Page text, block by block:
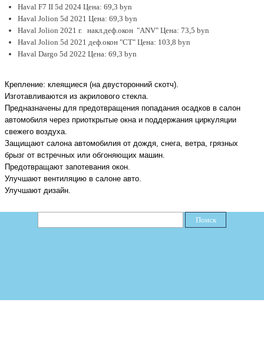
Haval F7 II 5d 2024 Цена: 69,3 byn
Haval Jolion 5d 2021 Цена: 69,3 byn
Haval Jolion 2021 г. накл.деф.окон "ANV" Цена: 73,5 byn
Haval Jolion 5d 2021 деф.окон "CT" Цена: 103,8 byn
Haval Dargo 5d 2022 Цена: 69,3 byn
Крепление: клеящиеся (на двусторонний скотч).
Изготавливаются из акрилового стекла.
Предназначены для предотвращения попадания осадков в салон
автомобиля через приоткрытые окна и поддержания циркуляции
свежего воздуха.
Защищают салона автомобилия от дождя, снега, ветра, грязных
брызг от встречных или обгоняющих машин.
Предотвращают запотевания окон.
Улучшают вентиляцию в салоне авто.
Улучшают дизайн.
Поиск